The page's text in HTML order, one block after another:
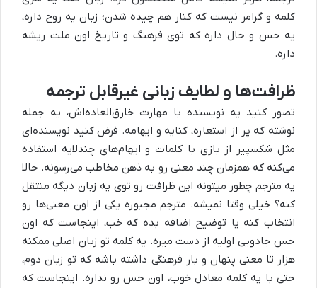
کلمه و گرامر نیست که کنار هم چیده شدن؛ زبان یه روح داره،
یه حس و حال داره که توی فرهنگ و تاریخ اون ملت ریشه
داره.
ظرافت‌ها و لطایف زبانی غیرقابل ترجمه
تصور کنید یه نویسنده با مهارت خارق‌العاده‌اش، یه جمله
نوشته که پر از استعاره، کنایه و ایهامه. فرض کنید نویسنده‌ای
مثل شکسپیر از بازی با کلمات و ایهام‌های چندلایه استفاده
می‌کنه که همزمان چند معنی رو به ذهن مخاطب می‌رسونه. حالا
یه مترجم چطور میتونه این ظرافت رو توی یه زبان دیگه منتقل
کنه؟ خیلی وقتا نمیشه. مترجم مجبوره یکی از اون معنی‌ها رو
انتخاب کنه یا توضیح اضافه بده که خب، اینجاست که اون
حس جادویی اولیه از دست میره. یه کلمه تو زبان اصلی ممکنه
هزار تا معنی پنهان و بار فرهنگی داشته باشه که تو زبان دوم،
حتی با یه کلمه معادل خوب، اون حس رو نداره. اینجاست که